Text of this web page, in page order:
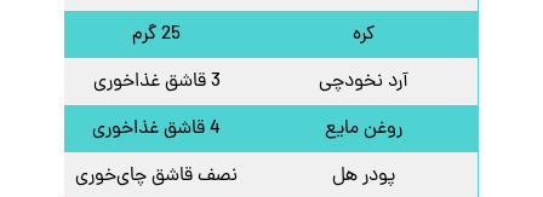
کره
25 گرم
آرد نخودچی
3 قاشق غذاخوری
روغن مایع
4 قاشق غذاخوری
پودر هل
نصف قاشق چای‌خوری